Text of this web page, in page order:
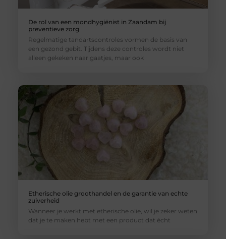
De rol van een mondhygiënist in Zaandam bij
preventieve zorg
Regelmatige tandartscontroles vormen de basis van
een gezond gebit. Tijdens deze controles wordt niet
alleen gekeken naar gaatjes, maar ook
Etherische olie groothandel en de garantie van echte
zuiverheid
Wanneer je werkt met etherische olie, wil je zeker weten
dat je te maken hebt met een product dat écht